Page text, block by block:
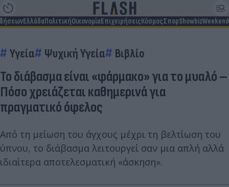
ΕλλάδαΠολιτικήΟικονομίαΕπιχειρήσειςΚόσμοςΣπορShowbizWeekend
Υγεία Ψυχική Υγεία Βιβλίο
Το διάβασμα είναι «φάρμακο» για το μυαλό –
Πόσο χρειάζεται καθημερινά για
πραγματικό όφελος
Από τη μείωση του άγχους μέχρι τη βελτίωση του
ύπνου, το διάβασμα λειτουργεί σαν μια απλή αλλά
ιδιαίτερα αποτελεσματική «άσκηση».